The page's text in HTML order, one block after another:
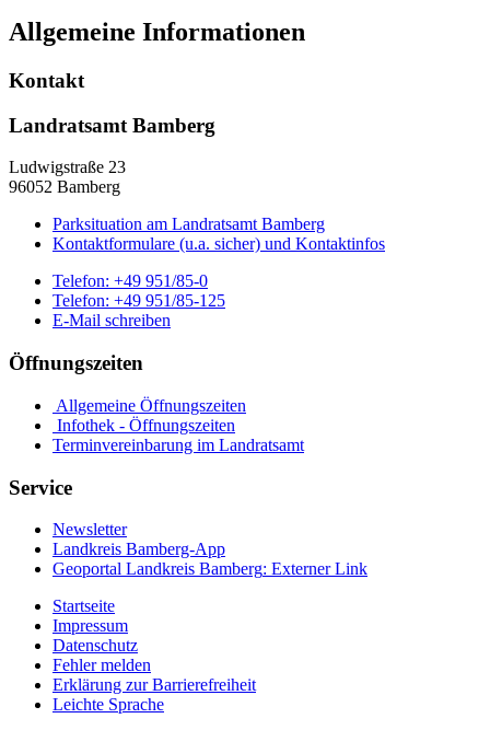
Allgemeine Informationen
Kontakt
Landratsamt Bamberg
Ludwigstraße 23
96052 Bamberg
Parksituation am Landratsamt Bamberg
Kontaktformulare (u.a. sicher) und Kontaktinfos
Telefon: +49 951/85-0
Telefon: +49 951/85-125
E-Mail schreiben
Öffnungszeiten
Allgemeine Öffnungszeiten
Infothek - Öffnungszeiten
Terminvereinbarung im Landratsamt
Service
Newsletter
Landkreis Bamberg-App
Geoportal Landkreis Bamberg: Externer Link
Startseite
Impressum
Datenschutz
Fehler melden
Erklärung zur Barrierefreiheit
Leichte Sprache